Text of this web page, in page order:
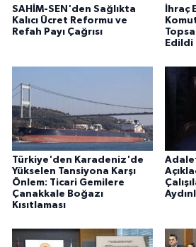
SAHİM-SEN'den Sağlıkta
Kalıcı Ücret Reformu ve
Refah Payı Çağrısı
İhraç
Edildi
Türkiye'den Karadeniz'de
Yükselen Tansiyona Karşı
Önlem: Ticari Gemilere
Çanakkale Boğazı
Kısıtlaması